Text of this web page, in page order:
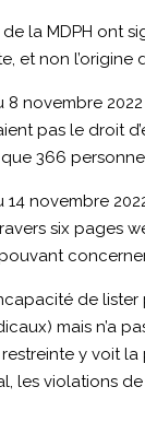
la MDPH
et non l’origine
novembre
pas le
366
novembre
six
de
mais n’a
y voit la
les violations